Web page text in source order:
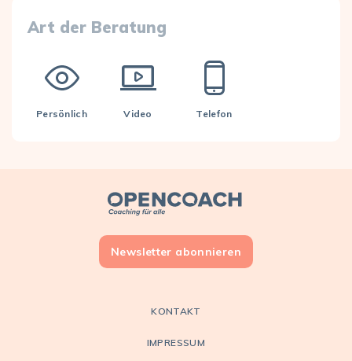
Art der Beratung
Persönlich Video Telefon
Open Coach
KONTAKT
IMPRESSUM
Newsletter abonnieren